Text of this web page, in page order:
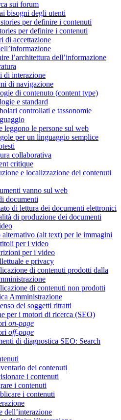
sui forum
bisogni degli utenti
per definire i contenuti
per definire i contenuti
di accettazione
l’architettura dell’informazione
di interazione
di navigazione
di contenuto (content type)
e standard
controllati e tassonomie
leggono le persone sul web
per un linguaggio semplice
collaborativa
critique
e localizzazione dei contenuti
vanno sul web
documenti
di lettura dei documenti elettronici
di produzione dei documenti
alternativo (alt text) per le immagini
per i video
per i video
e privacy
di contenuti prodotti dalla
di contenuti non prodotti
Amministrazione
dei soggetti ritratti
per i motori di ricerca (SEO)
on-page
off-page
di diagnostica SEO: Search
dei contenuti
i contenuti
i contenuti
i contenuti
dell’interazione